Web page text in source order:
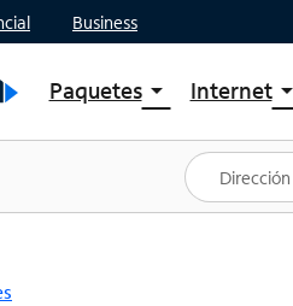
Business
Paquetesarrow_drop_down
Ver paquetes
Spectrum One
Mejores ofertas
Internetarrow_drop_down
Planes